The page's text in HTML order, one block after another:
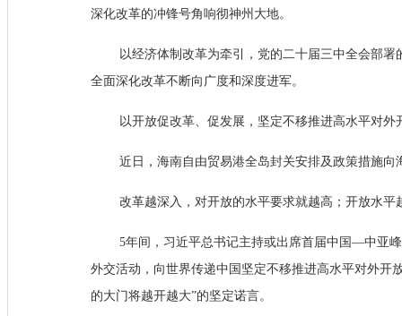
深化改革的冲锋号角响彻神州大地。
以经济体制改革为牵引，党的二十届三中全会部
全面深化改革不断向广度和深度进军。
以开放促改革、促发展，坚定不移推进高水平对
近日，海南自由贸易港全岛封关安排及政策措施向
改革越深入，对开放的水平要求就越高；开放水
5年间，习近平总书记主持或出席首届中国—中亚
外交活动，向世界传递中国坚定不移推进高水平对外开
的大门将越开越大”的坚定诺言。